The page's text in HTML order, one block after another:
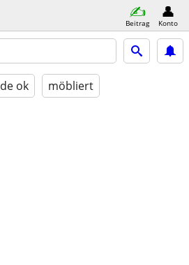
Beitrag Konto
ok möbliert